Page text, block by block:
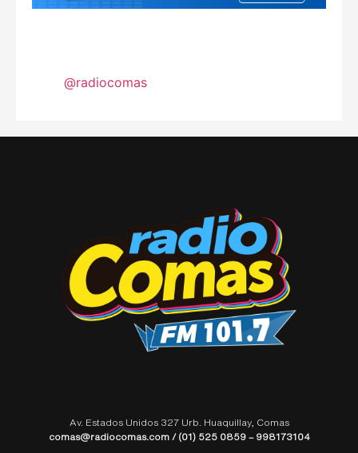
@radiocomas
Av. Estados Unidos 327 Urb. Huaquillay, Comas
comas@radiocomas.com / (01) 525 0859 – 998173104